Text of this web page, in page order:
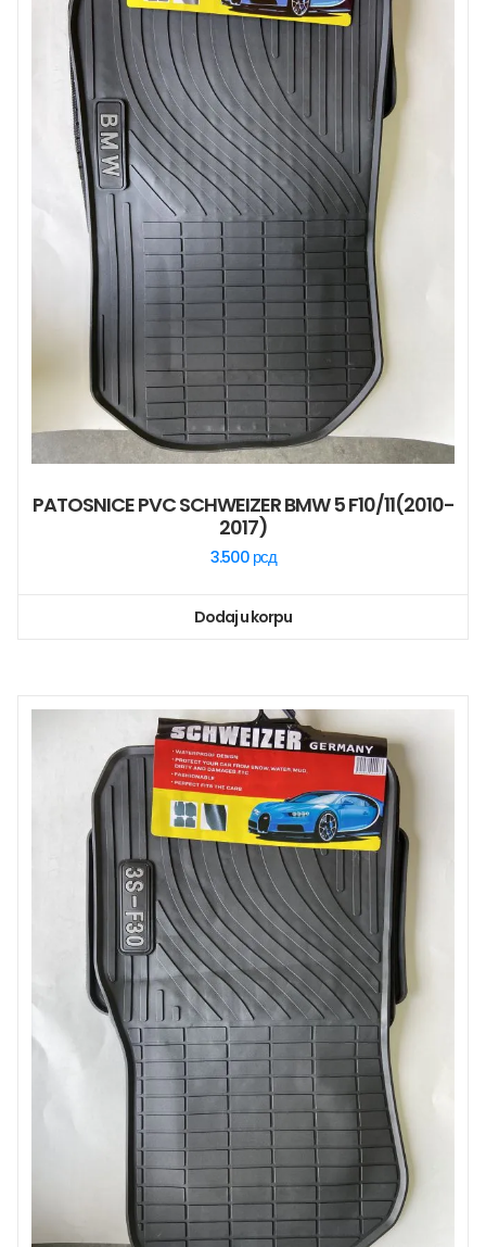
PATOSNICE PVC SCHWEIZER BMW 5 F10/11(2010-
2017)
3.500 рсд
Dodaj u korpu